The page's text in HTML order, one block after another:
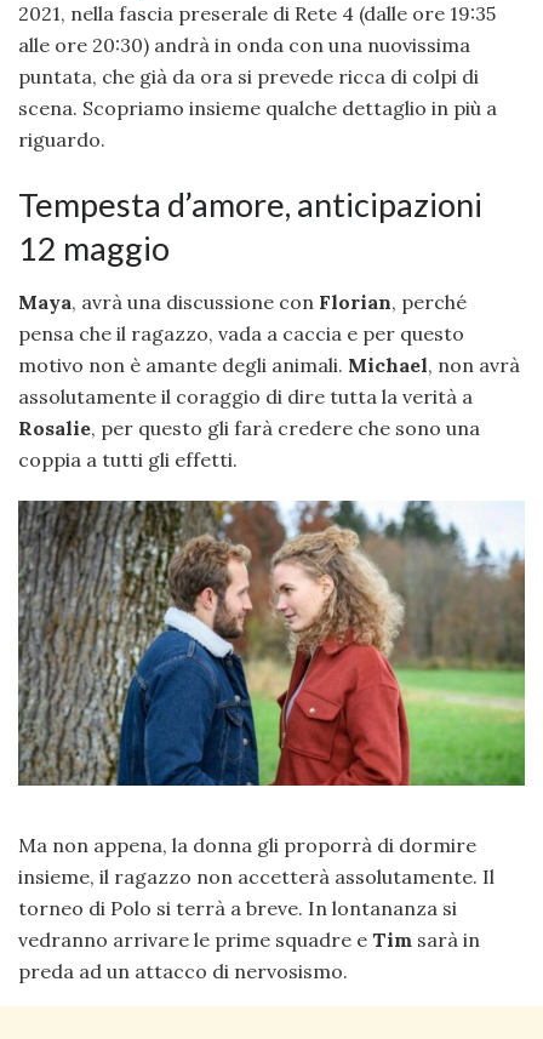
2021, nella fascia preserale di Rete 4 (dalle ore 19:35
alle ore 20:30) andrà in onda con una nuovissima
puntata, che già da ora si prevede ricca di colpi di
scena. Scopriamo insieme qualche dettaglio in più a
riguardo.
Tempesta d’amore, anticipazioni
12 maggio
Maya, avrà una discussione con Florian, perché
pensa che il ragazzo, vada a caccia e per questo
motivo non è amante degli animali. Michael, non avrà
assolutamente il coraggio di dire tutta la verità a
Rosalie, per questo gli farà credere che sono una
coppia a tutti gli effetti.
Ma non appena, la donna gli proporrà di dormire
insieme, il ragazzo non accetterà assolutamente. Il
torneo di Polo si terrà a breve. In lontananza si
vedranno arrivare le prime squadre e Tim sarà in
preda ad un attacco di nervosismo.